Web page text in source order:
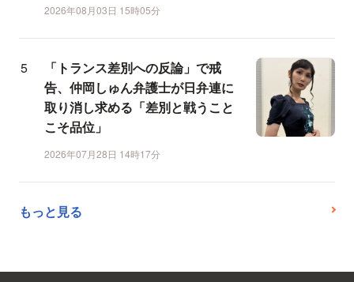
2026年08月03日 15時05分
「トランス差別への反論」で戒
告、仲岡しゅん弁護士が日弁連に
取り消し求める「差別と戦うこと
こそ品位」
2026年07月28日 14時17分
もっと見る